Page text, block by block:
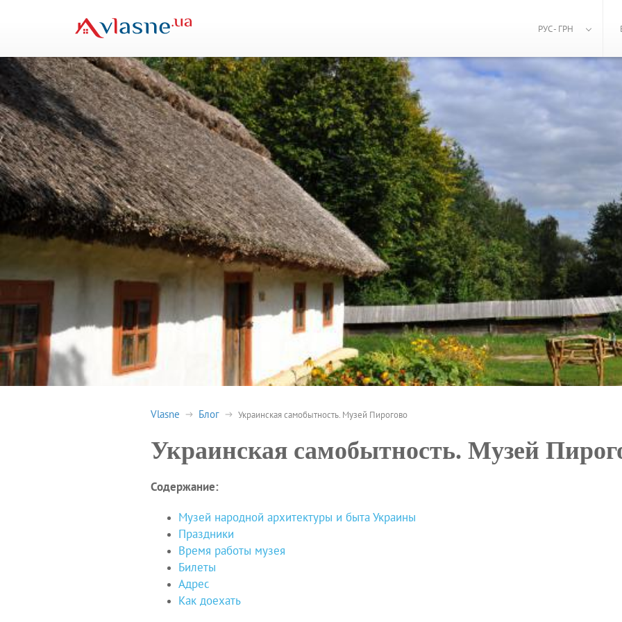
РУС - ГРН
Vlasne Блог Украинская самобытность. Музей Пирогово
Украинская самобытность. Музей
Содержание:
Музей народной архитектуры и быта Украины
Праздники
Время работы музея
Билеты
Адрес
Как доехать